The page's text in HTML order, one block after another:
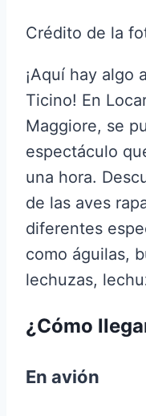
Crédito de la
¡Aquí hay algo
Ticino! En
Maggiore, se
espectáculo
una hora.
de las aves
diferentes
como águilas,
lechuzas,
¿Cómo
En avión